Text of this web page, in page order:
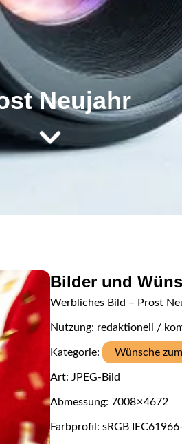
Neujahr
Bilder und
Werbliches Bild – Prost
Nutzung: redaktionell /
Kategorie: Wünsche
Art: JPEG-Bild
Abmessung: 7008 × 4672
Farbprofil: sRGB